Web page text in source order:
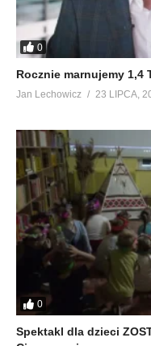
0
Rocznie marnujemy 1,4
Jan Lechowicz 23 LIPCA,
0
Spektakl dla dzieci